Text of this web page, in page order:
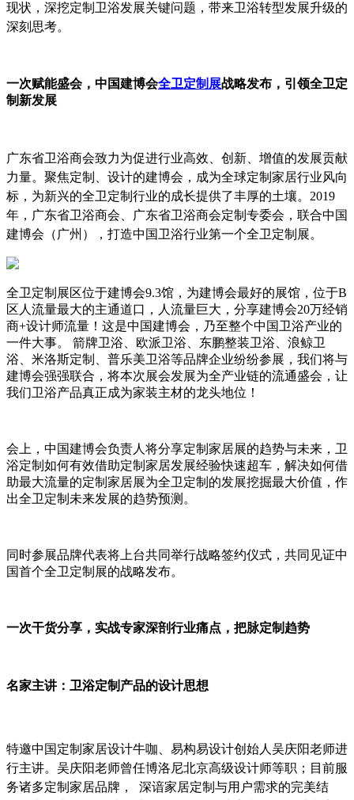
现状，深挖定制卫浴发展关键问题，带来卫浴转型发展升级的
深刻思考。
一次赋能盛会，中国建博会全卫定制展战略发布，引领全卫定
制新发展
广东省卫浴商会致力为促进行业高效、创新、增值的发展贡献
力量。聚焦定制、设计的建博会，成为全球定制家居行业风向
标，为新兴的全卫定制行业的成长提供了丰厚的土壤。 2019
年，广东省卫浴商会、广东省卫浴商会定制专委会，联合中国
建博会（广州），打造中国卫浴行业第一个全卫定制展。
全卫定制展区位于建博会9.3馆，为建博会最好的展馆，位于B
区人流量最大的主通道口，人流量巨大，分享建博会20万经销
商+设计师流量！这是中国建博会，乃至整个中国卫浴产业的
一件大事。
箭牌卫浴、欧派卫浴、东鹏整装卫浴、浪鲸卫
浴、米洛斯定制、普乐美卫浴等品牌企业纷纷参展，我们将与
建博会强强联合，将本次展会发展为全产业链的流通盛会，让
我们卫浴产品真正成为家装主材的龙头地位！
会上，中国建博会负责人将分享定制家居展的趋势与未来，卫
浴定制如何有效借助定制家居发展经验快速超车，解决如何借
助最大流量的定制家居展为全卫定制的发展挖掘最大价值，作
出全卫定制未来发展的趋势预测。
同时参展品牌代表将上台共同举行战略签约仪式，共同见证中
国首个全卫定制展的战略发布。
一次干货分享，实战专家深剖行业痛点，把脉定制趋势
名家主讲：卫浴定制产品的设计思想
特邀中国定制家居设计牛咖、易构易设计创始人吴庆阳老师进
行主讲。吴庆阳老师曾任博洛尼北京高级设计师等职；目前服
务诸多定制家居品牌，
深谙家居定制与用户需求的完美结